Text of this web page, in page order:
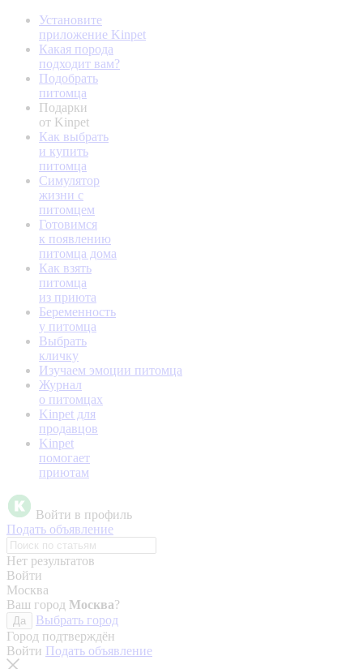
Установите
приложение Kinpet
Какая порода
подходит вам?
Подобрать
питомца
Подарки
от Kinpet
Как выбрать
и купить
питомца
Симулятор
жизни с
питомцем
Готовимся
к появлению
питомца дома
Как взять
питомца
из приюта
Беременность
у питомца
Выбрать
кличку
Изучаем эмоции питомца
Журнал
о питомцах
Kinpet для
продавцов
Kinpet
помогает
приютам
Войти в профиль
Подать объявление
Нет результатов
Войти
Москва
Ваш город Москва?
Да
Выбрать город
Город подтверждён
Войти Подать объявление